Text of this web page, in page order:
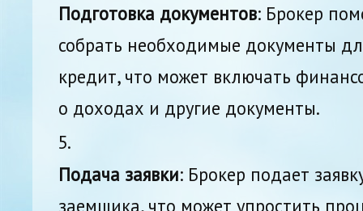
Подготовка документов: Брокер
собрать необходимые документы
кредит, что может включать
о доходах и другие документы.
Подача заявки: Брокер подает
заемщика, что может упростить